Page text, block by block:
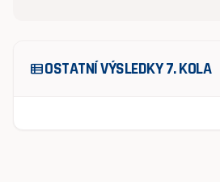
view_listOSTATNÍ VÝSLEDKY 7. KOLA